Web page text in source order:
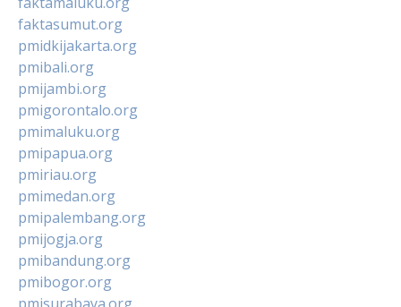
faktasumut.org
pmidkijakarta.org
pmibali.org
pmijambi.org
pmigorontalo.org
pmimaluku.org
pmipapua.org
pmiriau.org
pmimedan.org
pmipalembang.org
pmijogja.org
pmibandung.org
pmibogor.org
pmisurabaya.org